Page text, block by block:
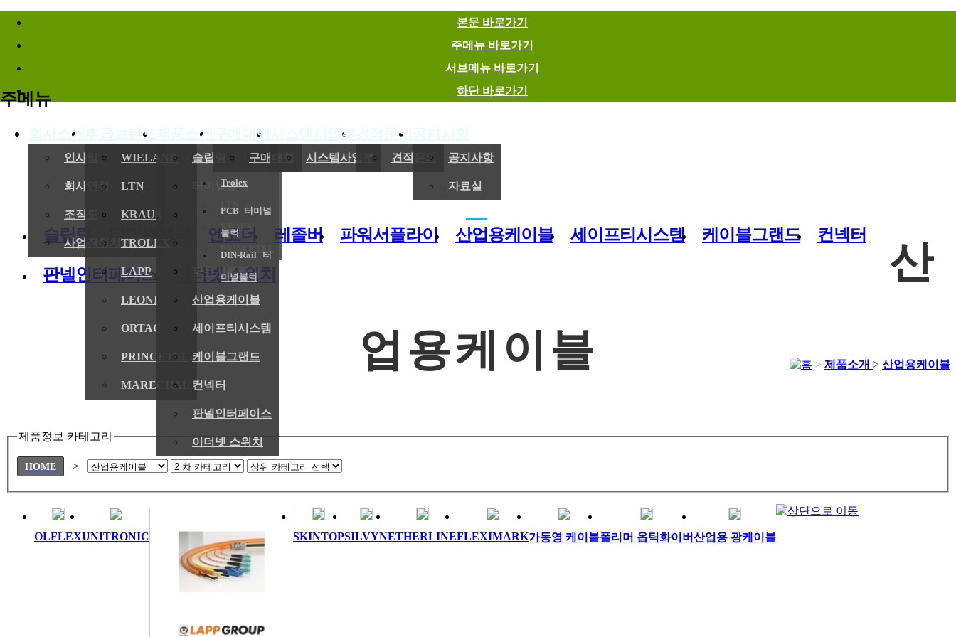
바로가기메뉴
본문 바로가기
주메뉴 바로가기
서브메뉴 바로가기
하단 바로가기
주메뉴
회사소개
인사말
회사연혁
조직도
사업장위치/연락처
취급브랜드
WIELAND
LTN
KRAUS
TROLEX
LAPP
LEONI
ORTAC
PRINCETEL
MARECHAL
제품소개
슬립링
Trolex
KRAUS
PRINCETEL
터미널블럭
PCB 터미널
블럭
DIN-Rail 터
미널블럭
엔코더
레졸버
파워서플라이
산업용케이블
세이프티시스템
케이블그랜드
컨넥터
판넬인터페이스
이더넷 스위치
구매대행
구매대행
시스템사업부
시스템사업부
견적문의
견적문의 공지사항
자료실
(주)이엠에스
전기,기계 및 제어용 자재 유통 전문기업
슬립링 터미널블럭 엔코더 레졸버 파워서플라이 산업용케이블 세이프티시스템 케이블그랜드 컨넥터
판넬인터페이스 이더넷 스위치
> 제품소개 > 산업용케이블
산
업용케이블
제품정보 카테고리
HOME >
OLFLEXUNITRONIC SKINTOPSILVYNETHERLINEFLEXIMARK가동영 케이블폴리머 옵틱화이버산업용 광케이블